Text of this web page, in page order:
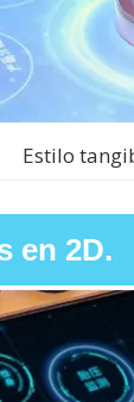
Estilo
en 2D.